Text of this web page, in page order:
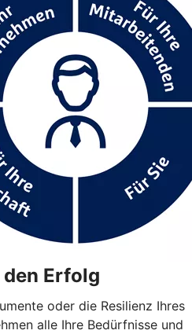
Erfolg
oder die Resilienz Ihres
alle Ihre Bedürfnisse und